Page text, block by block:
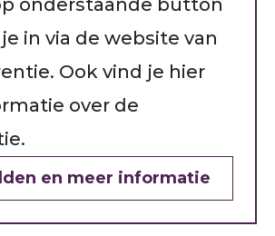
onderstaande button
in via de website van
Ook vind je hier
over de
en meer informatie